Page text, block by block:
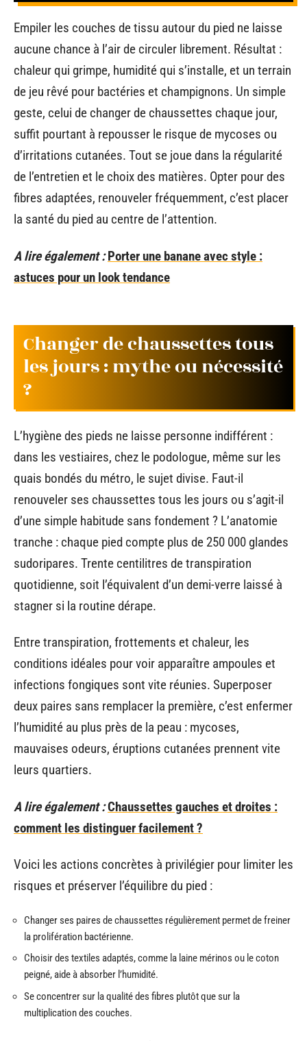
Empiler les couches de tissu autour du pied ne laisse
aucune chance à l’air de circuler librement. Résultat :
chaleur qui grimpe, humidité qui s’installe, et un terrain
de jeu rêvé pour bactéries et champignons. Un simple
geste, celui de changer de chaussettes chaque jour,
suffit pourtant à repousser le risque de mycoses ou
d’irritations cutanées. Tout se joue dans la régularité
de l’entretien et le choix des matières. Opter pour des
fibres adaptées, renouveler fréquemment, c’est placer
la santé du pied au centre de l’attention.
A lire également : Porter une banane avec style :
astuces pour un look tendance
Changer de chaussettes tous
les jours : mythe ou nécessité
?
L’hygiène des pieds ne laisse personne indifférent :
dans les vestiaires, chez le podologue, même sur les
quais bondés du métro, le sujet divise. Faut-il
renouveler ses chaussettes tous les jours ou s’agit-il
d’une simple habitude sans fondement ? L’anatomie
tranche : chaque pied compte plus de 250 000 glandes
sudoripares. Trente centilitres de transpiration
quotidienne, soit l’équivalent d’un demi-verre laissé à
stagner si la routine dérape.
Entre transpiration, frottements et chaleur, les
conditions idéales pour voir apparaître ampoules et
infections fongiques sont vite réunies. Superposer
deux paires sans remplacer la première, c’est enfermer
l’humidité au plus près de la peau : mycoses,
mauvaises odeurs, éruptions cutanées prennent vite
leurs quartiers.
A lire également :Chaussettes gauches et droites :
comment les distinguer facilement ?
Voici les actions concrètes à privilégier pour limiter les
risques et préserver l’équilibre du pied :
Changer ses paires de chaussettes régulièrement permet de freiner
la prolifération bactérienne.
Choisir des textiles adaptés, comme la laine mérinos ou le coton
peigné, aide à absorber l’humidité.
Se concentrer sur la qualité des fibres plutôt que sur la
multiplication des couches.